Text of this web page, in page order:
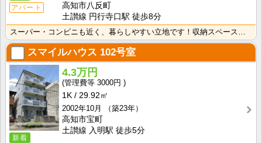
アパート
高知市八反町
土讃線 円行寺口駅 徒歩8分
スーパー・コンビニも近く、暮らしやすい立地です！収納スペースあり♪キッチンに窓がついているので、お料･･･
スマイルハウス 102号室
新着
4.3万円
3000円
1K
29.92㎡
2002年10月
（築23年）
高知市宝町
土讃線 入明駅 徒歩5分